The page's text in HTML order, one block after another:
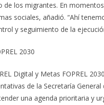
de los migrantes. En
sociales, añadió. “Ahí
y seguimiento de la
2030
Digital y Metas FOPREL
de la Secretaría
una agenda prioritaria y